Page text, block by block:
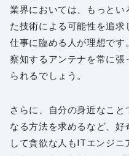
業界においては、もっとい
た技術による可能性を追
仕事に臨める人が理想で
察知するアンテナを常に
られるでしょう。
さらに、自分の身近なこ
なる方法を求めるなど、
して貪欲な人もITエンジ